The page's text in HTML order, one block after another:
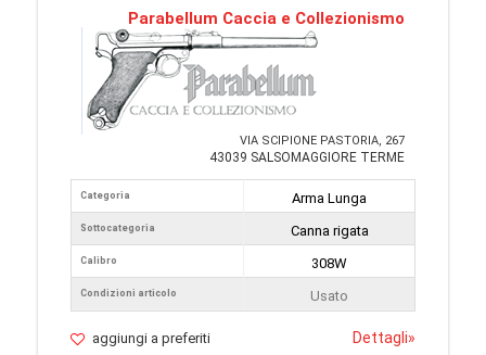
Parabellum Caccia e Collezionismo
VIA SCIPIONE PASTORIA, 267
43039 SALSOMAGGIORE TERME
Categoria
Sottocategoria
Calibro
Condizioni articolo
Arma Lunga
Canna rigata
308W
Usato
aggiungi a preferiti Dettagli»